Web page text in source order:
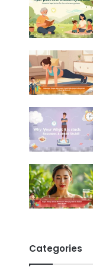
Categories